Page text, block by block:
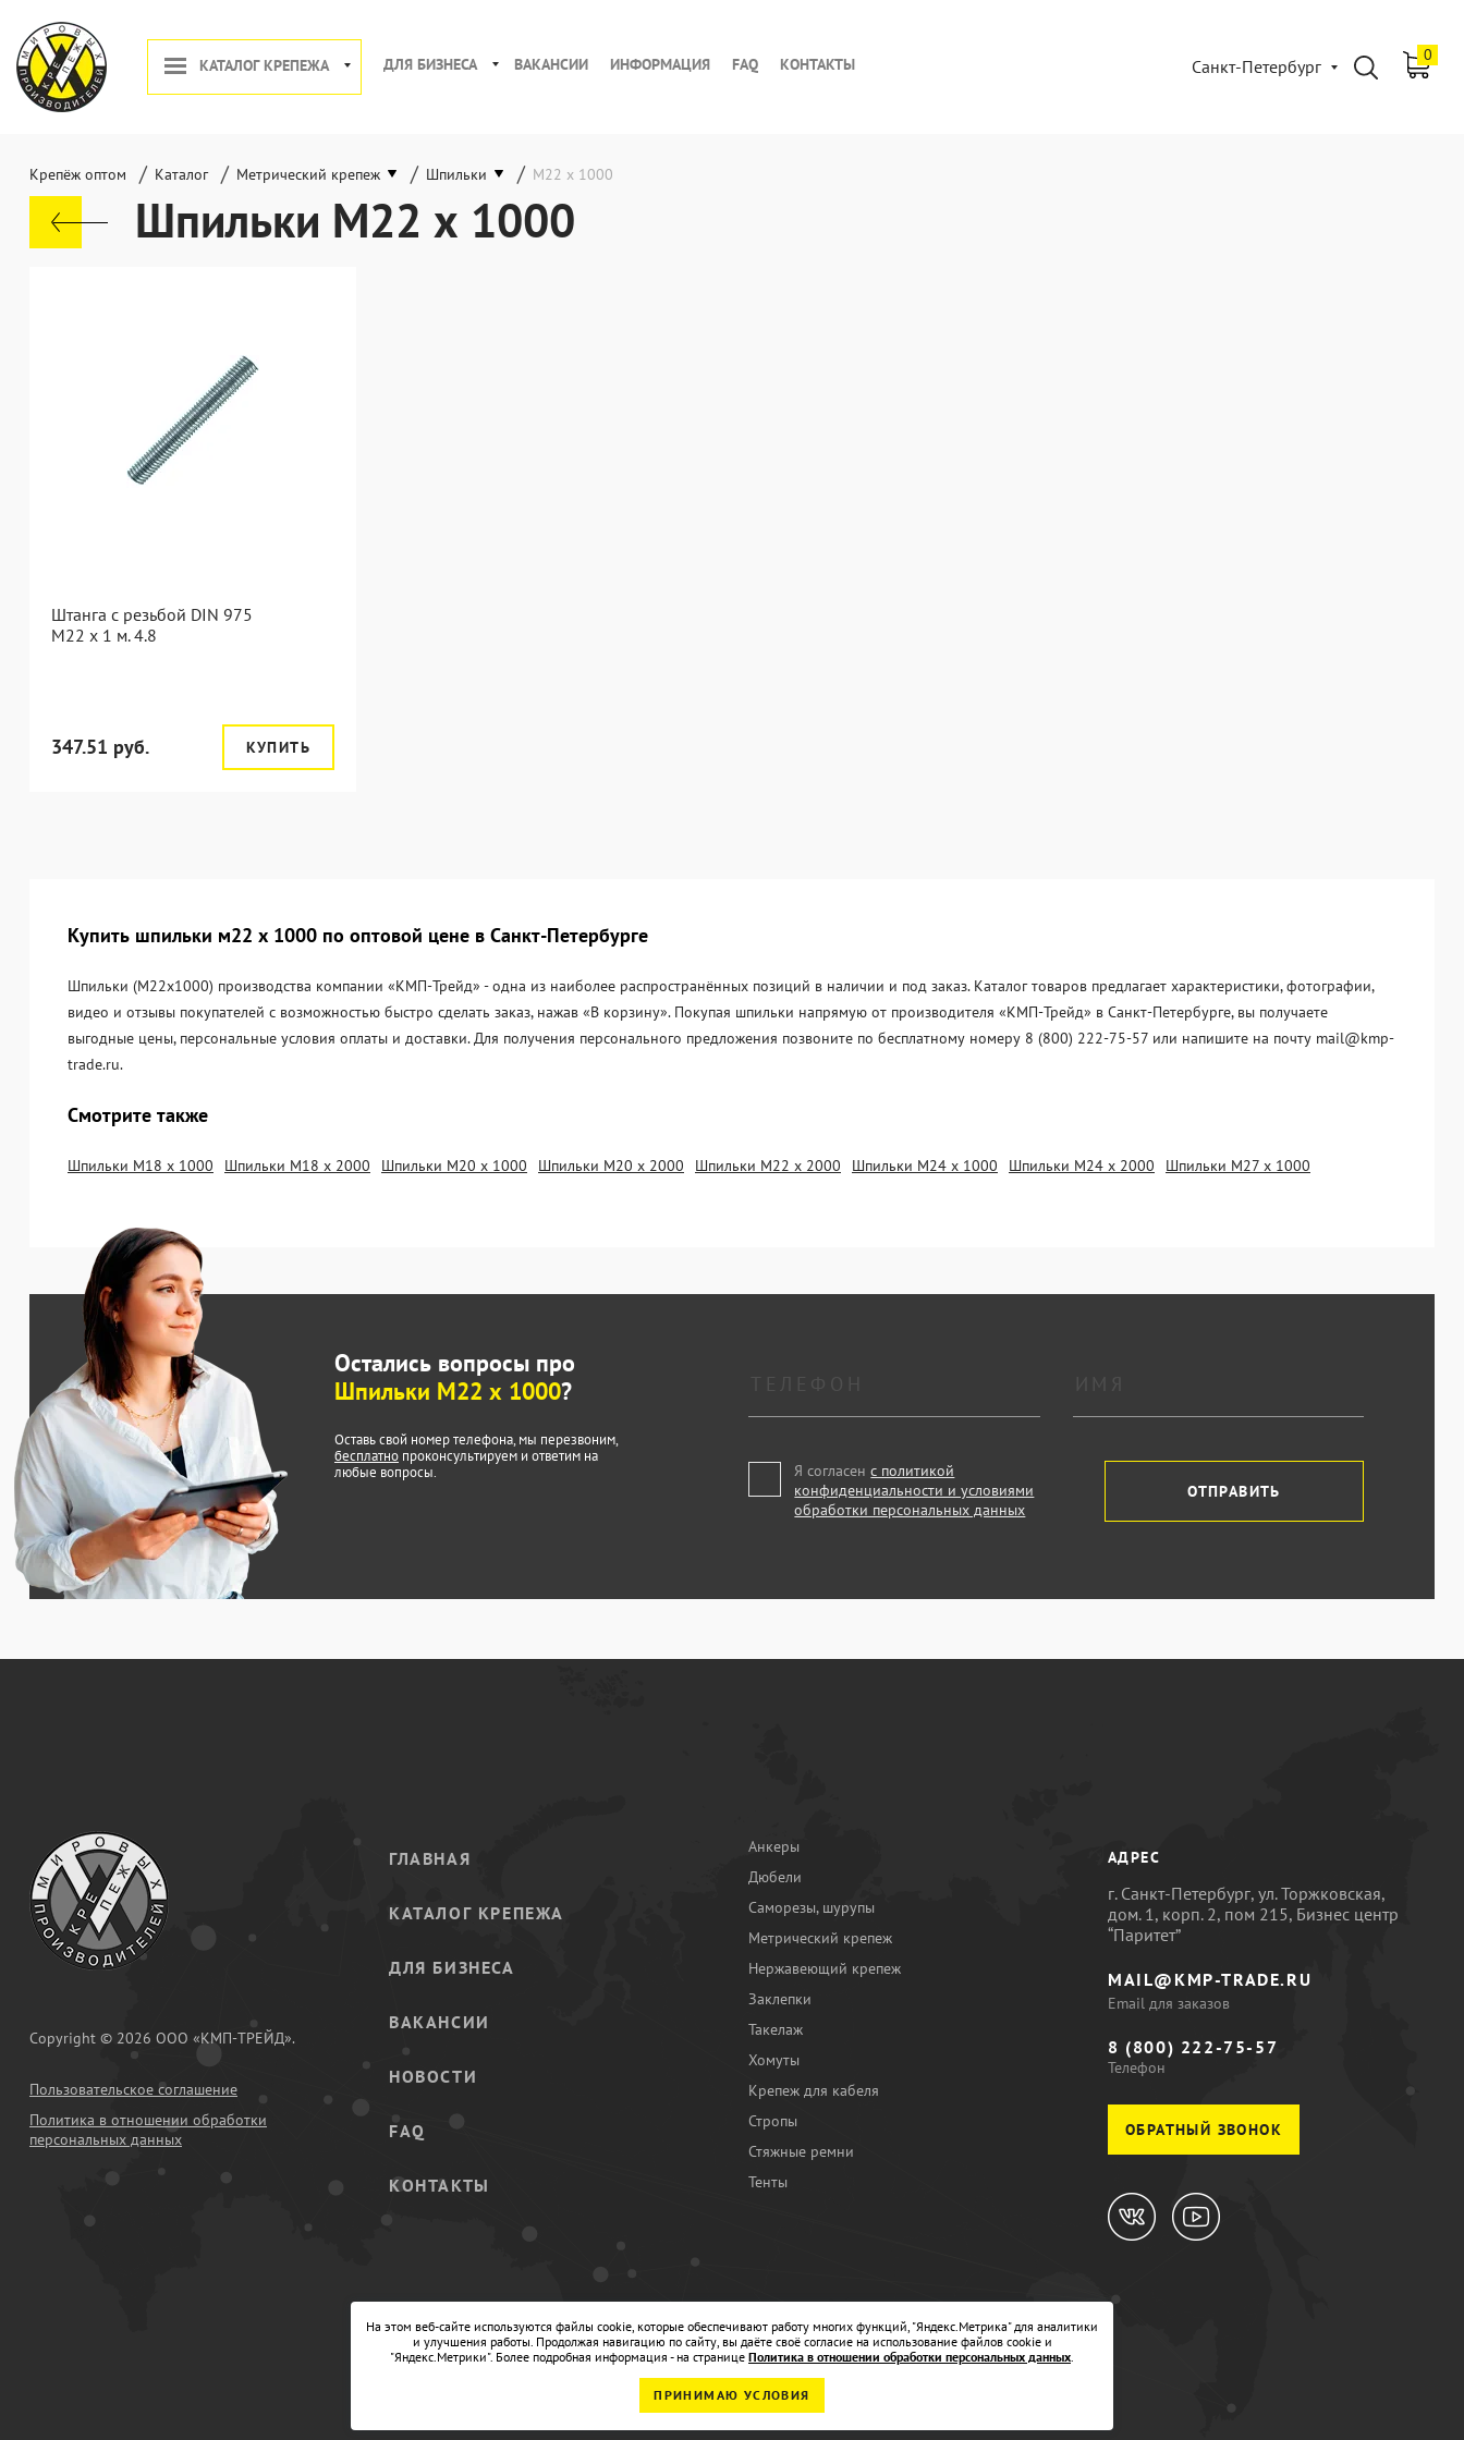
КАТАЛОГ КРЕПЕЖА ДЛЯ БИЗНЕСА ВАКАНСИИ ИНФОРМАЦИЯ FAQ КОНТАКТЫ Санкт-Петербург
0
Крепёж оптом / Каталог / Метрический крепеж / Шпильки / М22 х 1000
Шпильки М22 х 1000
Штанга с резьбой DIN 975
M22 x 1 м. 4.8
347.51 руб. КУПИТЬ
Купить шпильки м22 х 1000 по оптовой цене в Санкт-Петербурге
Шпильки (М22х1000) производства компании «KМП-Трейд» - одна из наиболее распространённых позиций в наличии и под заказ. Каталог товаров предлагает характеристики, фотографии,
видео и отзывы покупателей с возможностью быстро сделать заказ, нажав «В корзину». Покупая шпильки напрямую от производителя «KМП-Трейд» в Санкт-Петербурге, вы получаете
выгодные цены, персональные условия оплаты и доставки. Для получения персонального предложения позвоните по бесплатному номеру 8 (800) 222-75-57 или напишите на почту mail@kmp-
trade.ru.
Смотрите также
Шпильки М18 х 1000 Шпильки М18 х 2000 Шпильки М20 х 1000 Шпильки М20 х 2000 Шпильки М22 х 2000 Шпильки М24 х 1000 Шпильки М24 х 2000 Шпильки М27 х 1000
Остались вопросы про
Шпильки М22 х 1000?
Оставь свой номер телефона, мы перезвоним,
бесплатно проконсультируем и ответим на
любые вопросы.
Я согласенс политикой
конфиденциальности и условиями
обработки персональных данных
ОТПРАВИТЬ
Copyright © 2026 ООО «КМП-ТРЕЙД».
Пользовательское соглашение
Политика в отношении обработки
персональных данных
ГЛАВНАЯ
КАТАЛОГ КРЕПЕЖА
ДЛЯ БИЗНЕСА
ВАКАНСИИ
НОВОСТИ
FAQ
КОНТАКТЫ
Анкеры
Дюбели
Саморезы, шурупы
Метрический крепеж
Нержавеющий крепеж
Заклепки
Такелаж
Хомуты
Крепеж для кабеля
Стропы
Стяжные ремни
Тенты
АДРЕС
г. Санкт-Петербург, ул. Торжковская,
дом. 1, корп. 2, пом 215, Бизнес центр
“Паритет”
MAIL@KMP-TRADE.RU
Email для заказов
8 (800) 222-75-57
Телефон
ОБРАТНЫЙ ЗВОНОК
На этом веб-сайте используются файлы cookie, которые обеспечивают работу многих функций, "Яндекс.Метрика" для аналитики
и улучшения работы. Продолжая навигацию по сайту, вы даёте своё согласие на использование файлов cookie и
"Яндекс.Метрики". Более подробная информация - на странице Политика в отношении обработки персональных данных.
ПРИНИМАЮ УСЛОВИЯ